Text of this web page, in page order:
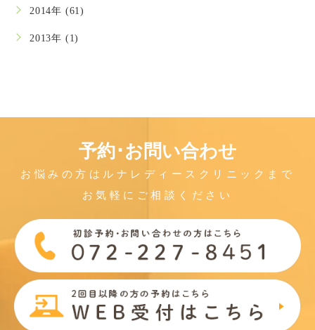
2014年 (61)
2013年 (1)
予約･お問い合わせ
お悩みの方はルナレディースクリニックまで
お気軽にご相談ください